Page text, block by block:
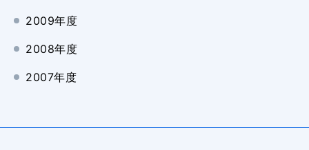
2009年度
2008年度
2007年度